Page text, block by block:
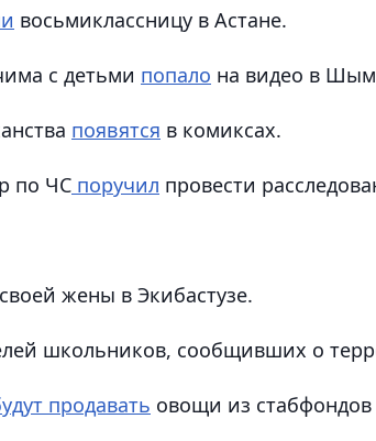
восьмиклассницу в Астане.
с детьми попало на видео в
появятся в комиксах.
по ЧС поручил провести
жены в Экибастузе.
школьников, сообщивших о
продавать овощи из